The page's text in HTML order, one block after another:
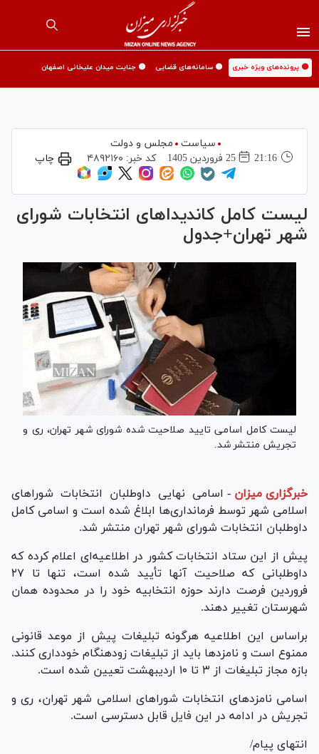
🟡 پرونده‌های ویژه خبری 🟡 سامانه‌های قضایی 🟡 جنایت میدان علیخانی اصفهان
سیاست
مجلس و دولت
21:16
25 فروردين 1405 کد خبر: ۴۸۹۲۱۶۰ چاپ
لیست کامل کاندیدا‌های انتخابات شورای
شهر تهران+جدول
لیست کامل اسامی تایید صلاحیت شده شورای شهر تهران، ری و
تجریش منتشر شد.
خبرگزاری میزان - اسامی نهایی داوطلبان انتخابات شورا‌های
اسلامی شهر توسط فرمانداری‌ها ابلاغ شده است و اسامی کامل
داوطلبان انتخابات شورای شهر تهران منتشر شد.
پیش از این ستاد انتخابات کشور در اطلاعیه‌ای اعلام کرده که
داوطلبانی که صلاحیت آنها تأیید شده است، تنها تا ۲۷
فروردین فرصت دارند حوزه انتخابیه خود را در محدوده همان
شهرستان تغییر دهند.
براساس این اطلاعیه هرگونه تبلیغات پیش از موعد قانونی
ممنوع است و نامزد‌ها باید از تبلیغات زودهنگام خودداری کنند.
بازه مجاز تبلیغات از ۳ تا ۱۰ اردیبهشت تعیین شده است.
اسامی نامزد‌های انتخابات شورا‌های اسلامی شهر تهران، ری و
تجریش در ادامه در این فایل قابل دسترسی است.
انتهای پیام/